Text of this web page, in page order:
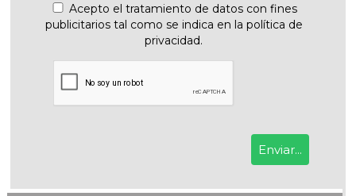
Acepto el tratamiento de datos con fines
publicitarios tal como se indica en la política de
privacidad.